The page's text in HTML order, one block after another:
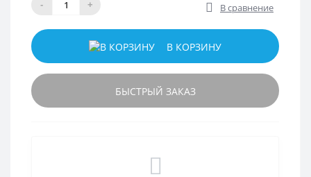
- + В сравнение
В КОРЗИНУ
БЫСТРЫЙ ЗАКАЗ